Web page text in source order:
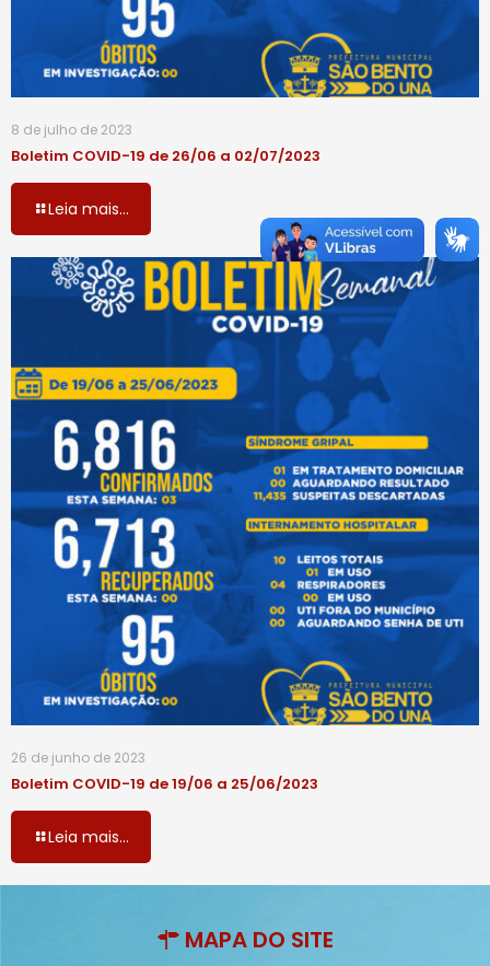
8 de julho de 2023
Boletim COVID-19 de 26/06 a 02/07/2023
Leia mais...
26 de junho de 2023
Boletim COVID-19 de 19/06 a 25/06/2023
Leia mais...
MAPA DO SITE